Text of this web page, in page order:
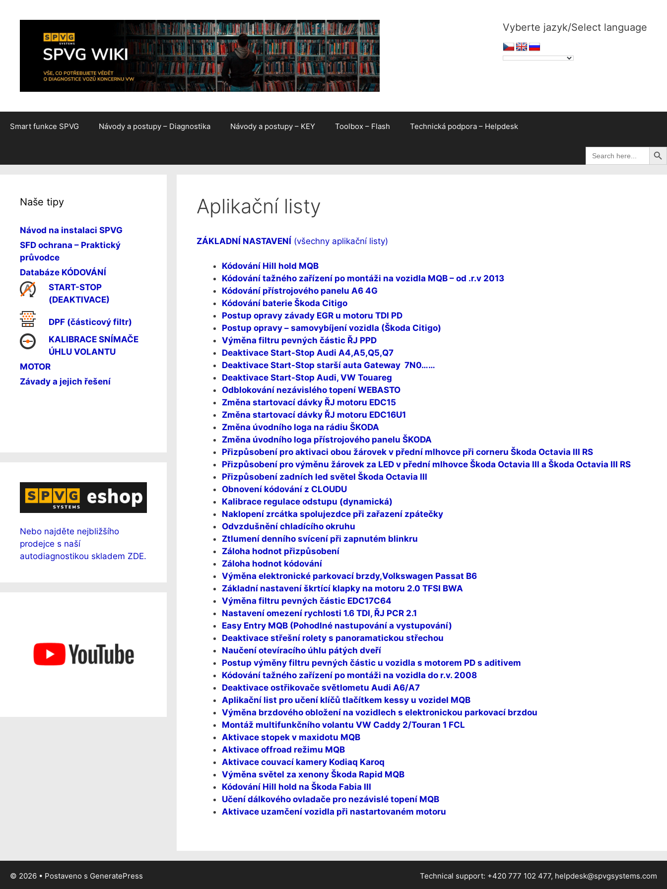
Vyberte jazyk/Select language
Smart funkce SPVG Návody a postupy – Diagnostika Návody a postupy – KEY Toolbox – Flash Technická podpora – Helpdesk
Search
for:
Search
Aplikační listy
ZÁKLADNÍ NASTAVENÍ (všechny aplikační listy)
Kódování Hill hold MQB
Kódování tažného zařízení po montáži na vozidla MQB – od .r.v 2013
Kódování přístrojového panelu A6 4G
Kódování baterie Škoda Citigo
Postup opravy závady EGR u motoru TDI PD
Postup opravy – samovybíjení vozidla (Škoda Citigo)
Výměna filtru pevných částic ŘJ PPD
Deaktivace Start-Stop Audi A4,A5,Q5,Q7
Deaktivace Start-Stop starší auta Gateway 7N0……
Deaktivace Start-Stop Audi, VW Touareg
Odblokování nezávislého topení WEBASTO
Změna startovací dávky ŘJ motoru EDC15
Změna startovací dávky ŘJ motoru EDC16U1
Změna úvodního loga na rádiu ŠKODA
Změna úvodního loga přístrojového panelu ŠKODA
Přizpůsobení pro aktivaci obou žárovek v přední mlhovce při corneru Škoda Octavia III RS
Přizpůsobení pro výměnu žárovek za LED v přední mlhovce Škoda Octavia III a Škoda Octavia III RS
Přizpůsobení zadních led světel Škoda Octavia III
Obnovení kódování z CLOUDU
Kalibrace regulace odstupu (dynamická)
Naklopení zrcátka spolujezdce při zařazení zpátečky
Odvzdušnění chladícího okruhu
Ztlumení denního svícení při zapnutém blinkru
Záloha hodnot přizpůsobení
Záloha hodnot kódování
Výměna elektronické parkovací brzdy,Volkswagen Passat B6
Základní nastavení škrtící klapky na motoru 2.0 TFSI BWA
Výměna filtru pevných částic EDC17C64
Nastavení omezení rychlosti 1.6 TDI, ŘJ PCR 2.1
Easy Entry MQB (Pohodlné nastupování a vystupování)
Deaktivace střešní rolety s panoramatickou střechou
Naučení otevíracího úhlu pátých dveří
Postup výměny filtru pevných částic u vozidla s motorem PD s aditivem
Kódování tažného zařízení po montáži na vozidla do r.v. 2008
Deaktivace ostřikovače světlometu Audi A6/A7
Aplikační list pro učení klíčů tlačítkem kessy u vozidel MQB
Výměna brzdového obložení na vozidlech s elektronickou parkovací brzdou
Montáž multifunkčního volantu VW Caddy 2/Touran 1 FCL
Aktivace stopek v maxidotu MQB
Aktivace offroad režimu MQB
Aktivace couvací kamery Kodiaq Karoq
Výměna světel za xenony Škoda Rapid MQB
Kódování Hill hold na Škoda Fabia III
Učení dálkového ovladače pro nezávislé topení MQB
Aktivace uzamčení vozidla při nastartovaném motoru
Naše tipy
Návod na instalaci SPVG
SFD ochrana – Praktický
průvodce
Databáze KÓDOVÁNÍ
START-STOP
(DEAKTIVACE)
DPF (částicový filtr)
KALIBRACE SNÍMAČE
ÚHLU VOLANTU
MOTOR
Závady a jejich řešení
Nebo najděte nejbližšího
prodejce s naší
autodiagnostikou skladem ZDE.
Technical support: +420 777 102 477, helpdesk@spvgsystems.com
© 2026 • Postaveno s GeneratePress